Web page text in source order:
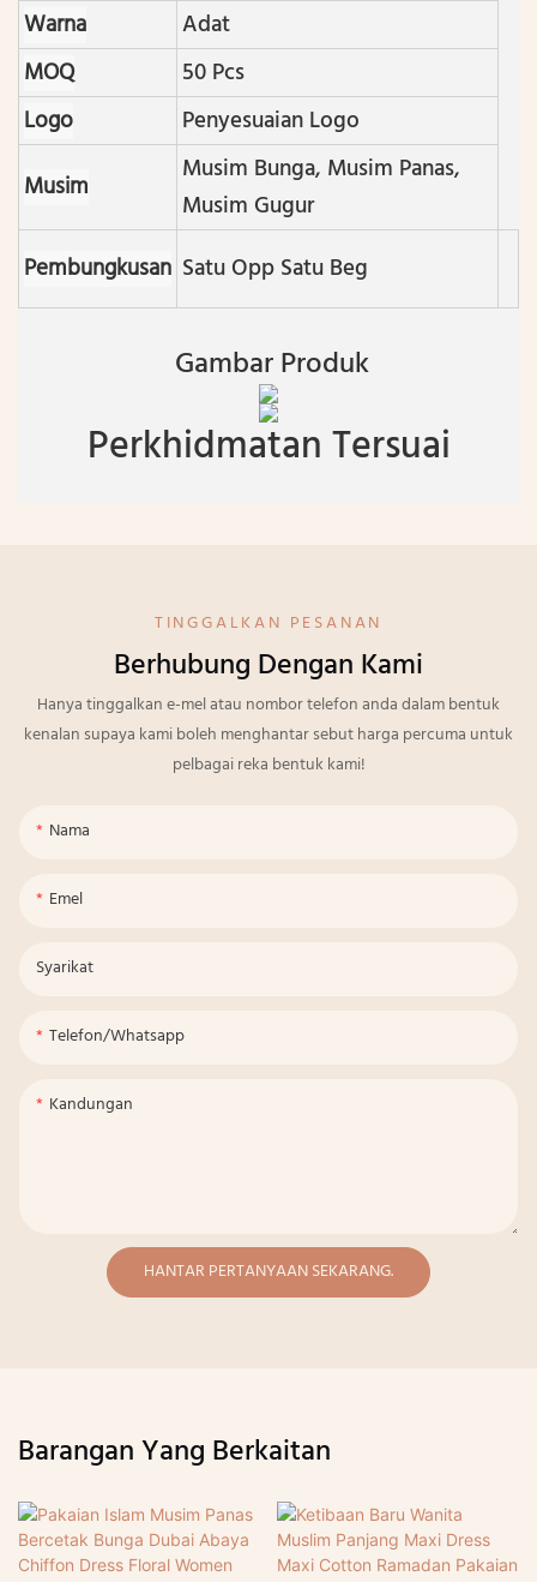
Warna
Adat
MOQ
50 Pcs
Logo
Penyesuaian Logo
Musim
Musim Bunga, Musim Panas,
Musim Gugur
Pembungkusan Satu Opp Satu Beg
Gambar Produk
Perkhidmatan Tersuai
TINGGALKAN PESANAN
Berhubung Dengan Kami
Hanya tinggalkan e-mel atau nombor telefon anda dalam bentuk
kenalan supaya kami boleh menghantar sebut harga percuma untuk
pelbagai reka bentuk kami!
Nama
Emel
Syarikat
Telefon/whatsapp
Kandungan
HANTAR PERTANYAAN SEKARANG.
Barangan Yang Berkaitan